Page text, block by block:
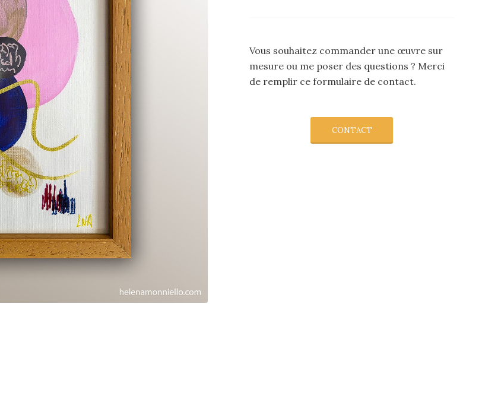
Vous souhaitez commander une œuvre sur
mesure ou me poser des questions ? Merci
de remplir ce formulaire de contact.
CONTACT